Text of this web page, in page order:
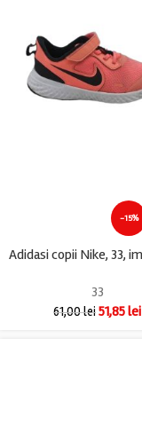
-15%
33
61,00lei51,85lei